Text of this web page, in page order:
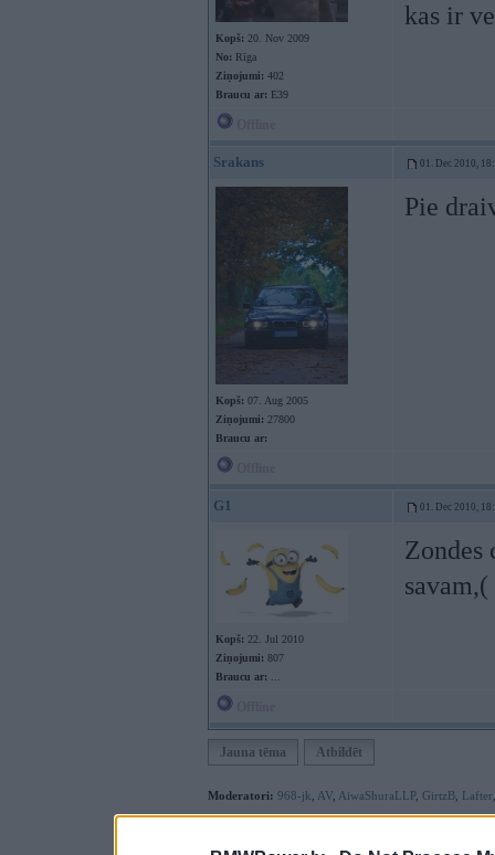
Kopš: 20. Nov 2009
No: Rīga
Ziņojumi: 402
Braucu ar: E39
kas ir
Srakans 01. Dec 2010,
Kopš: 07. Aug 2005
Ziņojumi: 27800
Braucu ar:
Pie
G1 01. Dec 2010,
Kopš: 22. Jul 2010
Ziņojumi: 807
Braucu ar:
Zondes
Jauna tēma Atbildēt
Moderatori: 968-jk AV AiwaShuraLLP, GirtzB Lafter